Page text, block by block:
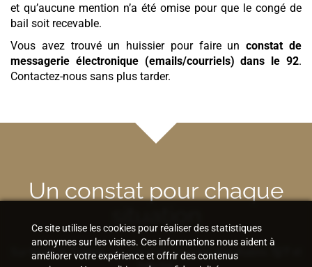
et qu’aucune mention n’a été omise pour que le congé de
bail soit recevable.
Vous avez trouvé un huissier pour faire unconstat de
messagerie électronique (emails/courriels) dans le 92.
Contactez-nous sans plus tarder.
Un constat pour chaque
toute la France, les constats peuvent être établis
Ce site utilise les cookies pour réaliser des statistiques
anonymes sur les visites. Ces informations nous aident à
améliorer votre expérience et offrir des contenus